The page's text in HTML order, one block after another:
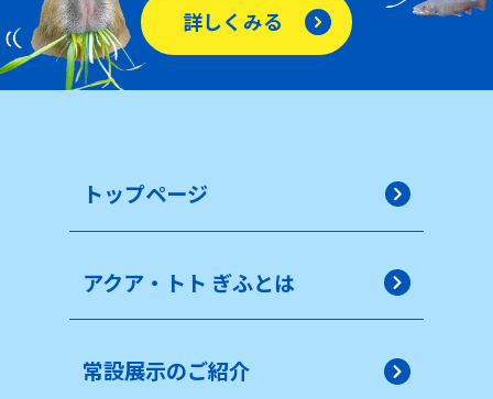
詳しくみる
トップページ
アクア・トト ぎふとは
常設展示のご紹介